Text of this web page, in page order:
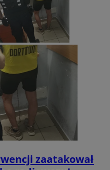
zaatakował